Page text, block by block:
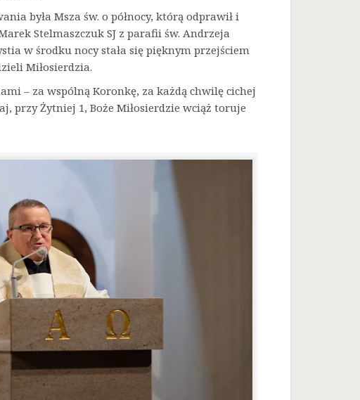
była Msza św. o północy, którą odprawił i
Stelmaszczuk SJ z parafii św. Andrzeja
w środku nocy stała się pięknym przejściem
Miłosierdzia.
– za wspólną Koronkę, za każdą chwilę cichej
przy Żytniej 1, Boże Miłosierdzie wciąż toruje